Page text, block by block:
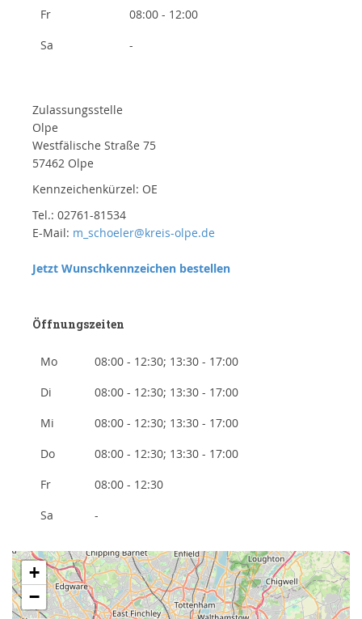
Fr
08:00 - 12:00
Sa
-
Zulassungsstelle
Olpe
Westfälische Straße 75
57462 Olpe
Kennzeichenkürzel: OE
Tel.: 02761-81534
E-Mail: m_schoeler@kreis-olpe.de
Jetzt Wunschkennzeichen bestellen
Öffnungszeiten
Mo
08:00 - 12:30; 13:30 - 17:00
Di
08:00 - 12:30; 13:30 - 17:00
Mi
08:00 - 12:30; 13:30 - 17:00
Do
08:00 - 12:30; 13:30 - 17:00
Fr
08:00 - 12:30
Sa
-
+
−